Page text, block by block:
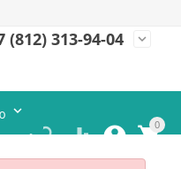
(812) 313-94-04 expand_more
0


 
